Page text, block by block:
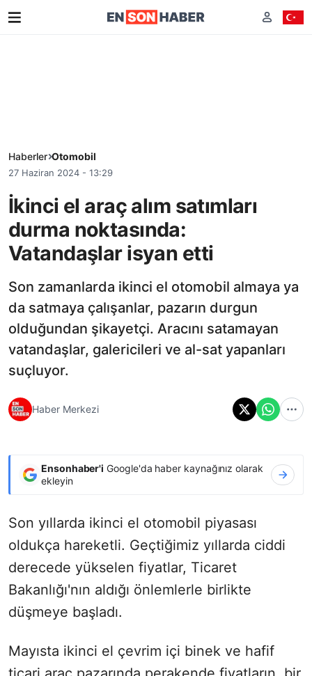
Haberler Otomobil
27 Haziran 2024 - 13:29
İkinci el araç alım satımları
durma noktasında:
Vatandaşlar isyan etti
Son zamanlarda ikinci el otomobil almaya ya
da satmaya çalışanlar, pazarın durgun
olduğundan şikayetçi. Aracını satamayan
vatandaşlar, galericileri ve al-sat yapanları
suçluyor.
Haber Merkezi
Ensonhaber'i Google'da haber kaynağınız olarak
ekleyin
Son yıllarda ikinci el otomobil piyasası
oldukça hareketli. Geçtiğimiz yıllarda ciddi
derecede yükselen fiyatlar, Ticaret
Bakanlığı'nın aldığı önlemlerle birlikte
düşmeye başladı.
Mayısta ikinci el çevrim içi binek ve hafif